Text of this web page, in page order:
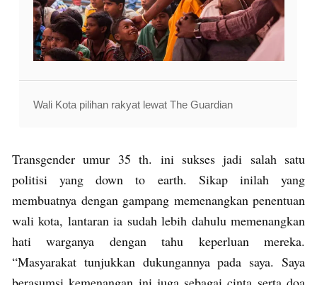
Wali Kota pilihan rakyat lewat The Guardian
Transgender umur 35 th. ini sukses jadi salah satu
politisi yang down to earth. Sikap inilah yang
membuatnya dengan gampang memenangkan penentuan
wali kota, lantaran ia sudah lebih dahulu memenangkan
hati warganya dengan tahu keperluan mereka.
“Masyarakat tunjukkan dukungannya pada saya. Saya